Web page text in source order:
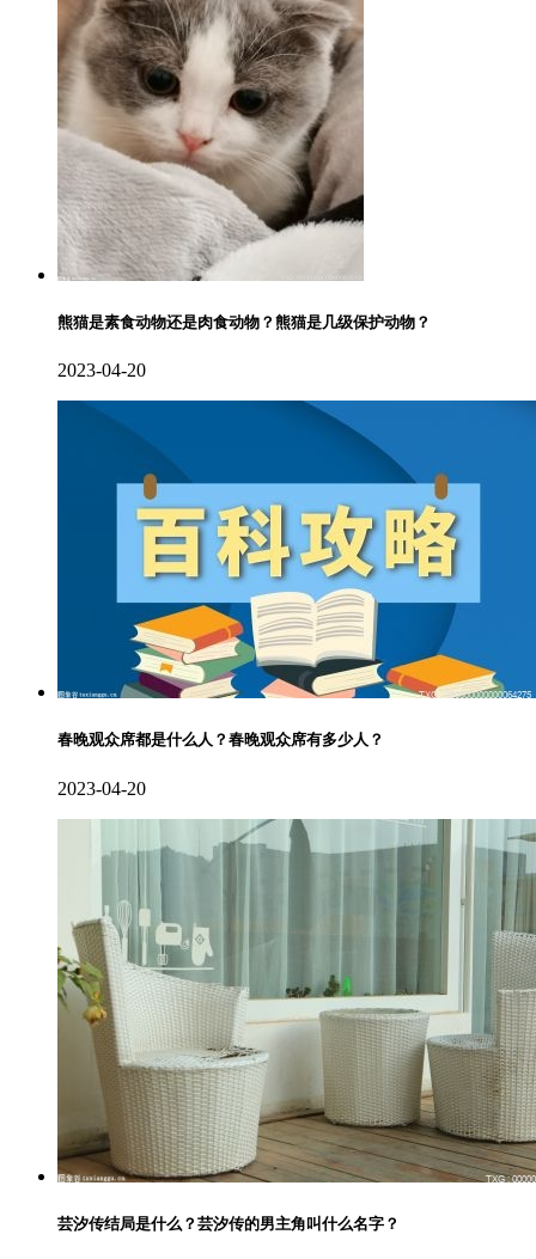
熊猫是素食动物还是肉食动物？熊猫是几级保护动物？
2023-04-20
春晚观众席都是什么人？春晚观众席有多少人？
2023-04-20
芸汐传结局是什么？芸汐传的男主角叫什么名字？